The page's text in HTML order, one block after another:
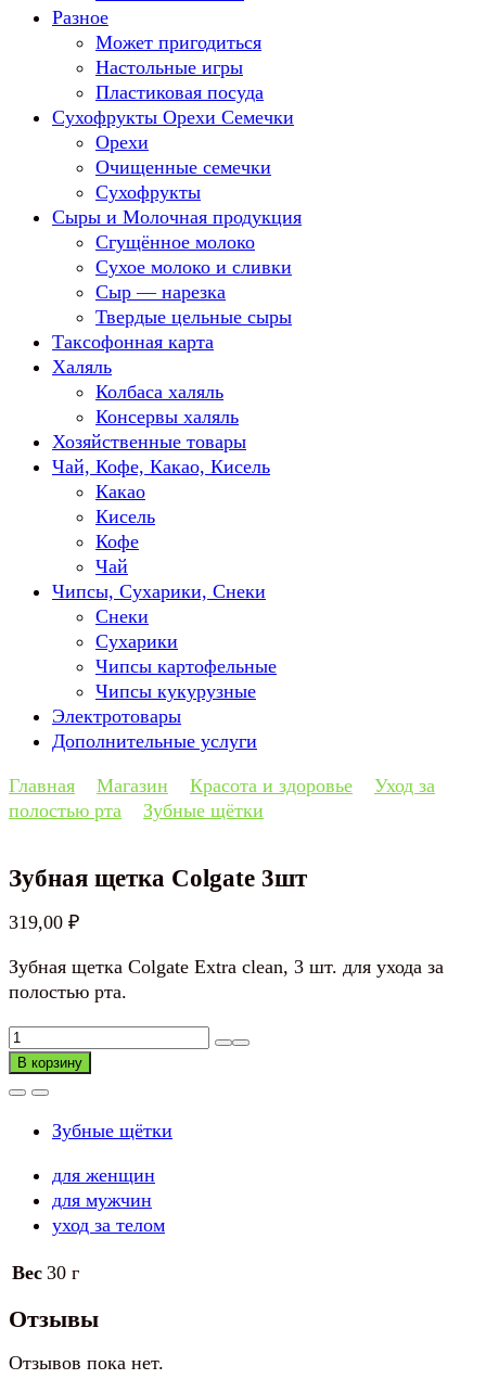
Разное
Может пригодиться
Настольные игры
Пластиковая посуда
Сухофрукты Орехи Семечки
Орехи
Очищенные семечки
Сухофрукты
Сыры и Молочная продукция
Сгущённое молоко
Сухое молоко и сливки
Сыр — нарезка
Твердые цельные сыры
Таксофонная карта
Халяль
Колбаса халяль
Консервы халяль
Хозяйственные товары
Чай, Кофе, Какао, Кисель
Какао
Кисель
Кофе
Чай
Чипсы, Сухарики, Снеки
Снеки
Сухарики
Чипсы картофельные
Чипсы кукурузные
Электротовары
Дополнительные услуги
Главная Магазин Красота и здоровье
Уход за
полостью рта
Зубные щётки
Зубная щетка Colgate 3шт
319,00 ₽
Зубная щетка Colgate Extra clean, 3 шт. для ухода за
полостью рта.
Количество
товара
Зубная
Colgate
В корзину
Зубные щётки
для женщин
для мужчин
уход за телом
Вес 30 г
Отзывы
Отзывов пока нет.